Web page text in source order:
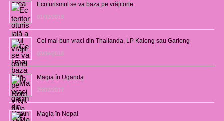
Ecoturismul se va baza pe vrăjitorie
01/02/2019
Cel mai bun vraci din Thailanda, LP Kalong sau Garlong
03/04/2018
Magia în Uganda
28/02/2017
Magia în Nepal